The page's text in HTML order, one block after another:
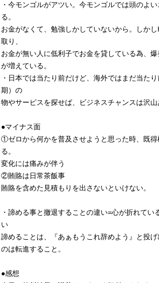
・今モンゴルがアツい。今モンゴルでは頭のよ
る。
お金がなくて、勉強しかしていないから。しか
取り、
お金が無い人に低利子でお金を貸している為、
が増えている。
・日本では当たり前だけど、海外ではまだ当た
期）の
物やサービスを探せば、ビジネスチャンスは沢山
●マイナス面
①ゼロから何かを普及させようと思った時、既得
る。
変化には痛みが伴う
②賄賂は日常茶飯事
賄賂を含めた見積もりを出さないといけない。
・諦める事と撤退することの違い=心が折れてい
い
諦めることは、『あぁもうこれ辞めよう』と投
のは転進すること。
●感想